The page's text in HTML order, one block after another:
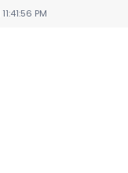
11:41:56 PM